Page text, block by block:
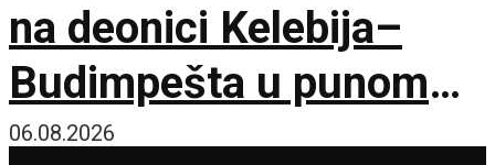
na deonici Kelebija–
Budimpešta u punom
jeku, na redu i pasoške
06.08.2026